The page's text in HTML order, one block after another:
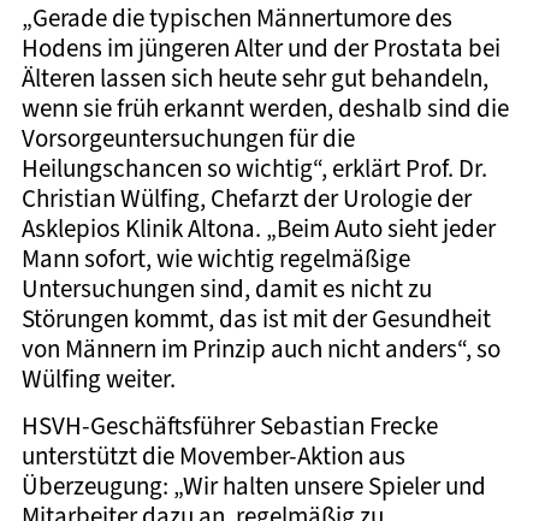
„Gerade die typischen Männertumore des
Hodens im jüngeren Alter und der Prostata bei
Älteren lassen sich heute sehr gut behandeln,
wenn sie früh erkannt werden, deshalb sind die
Vorsorgeuntersuchungen für die
Heilungschancen so wichtig“, erklärt Prof. Dr.
Christian Wülfing, Chefarzt der Urologie der
Asklepios Klinik Altona. „Beim Auto sieht jeder
Mann sofort, wie wichtig regelmäßige
Untersuchungen sind, damit es nicht zu
Störungen kommt, das ist mit der Gesundheit
von Männern im Prinzip auch nicht anders“, so
Wülfing weiter.
HSVH-Geschäftsführer Sebastian Frecke
unterstützt die Movember-Aktion aus
Überzeugung: „Wir halten unsere Spieler und